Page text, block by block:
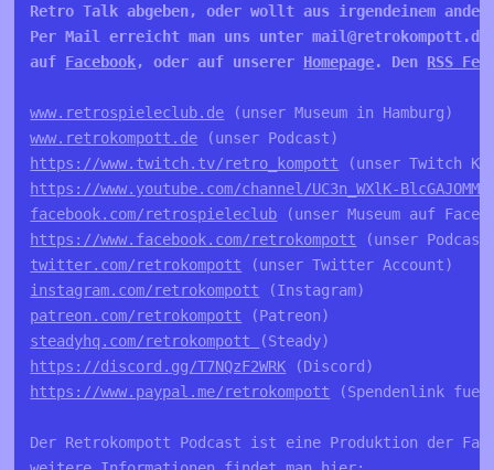
Retro Talk abgeben, oder wollt aus irgendeinem
Per Mail erreicht man uns unter
auf Facebook, oder auf unserer Homepage. Den RSS
www.retrospieleclub.de
www.retrokompott.de
https://www.twitch.tv/retro_kompott
https://www.youtube.com/channel/UC3n_WXlK-
facebook.com/retrospieleclub
https://www.facebook.com/retrokompott
twitter.com/retrokompott
instagram.com/retrokompott
patreon.com/retrokompott
steadyhq.com/retrokompott
https://discord.gg/T7NQzF2WRK
https://www.paypal.me/retrokompott (Spendenlink
Der Retrokompott Podcast ist eine Produktion der